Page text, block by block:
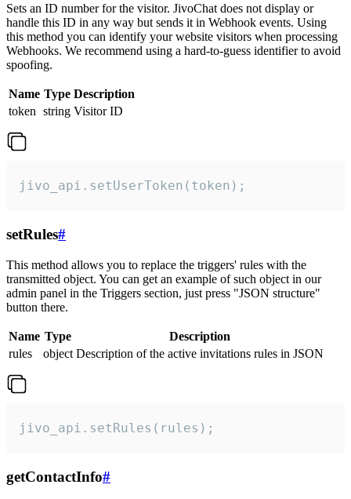
Sets an ID number for the visitor. JivoChat does not display or
handle this ID in any way but sends it in Webhook events. Using
this method you can identify your website visitors when processing
Webhooks. We recommend using a hard-to-guess identifier to avoid
spoofing.
Name Type Description
token string Visitor ID
jivo_api.setUserToken(token);
setRules#
This method allows you to replace the triggers' rules with the
transmitted object. You can get an example of such object in our
admin panel in the Triggers section, just press "JSON structure"
button there.
Name Type
Description
rules
object Description of the active invitations rules in JSON
jivo_api.setRules(rules);
getContactInfo#